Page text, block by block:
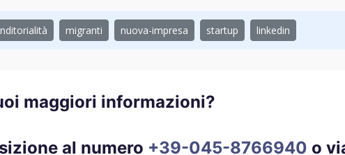
migranti nuova-impresa startup linkedin
maggiori informazioni?
al numero +39-045-8766940 o